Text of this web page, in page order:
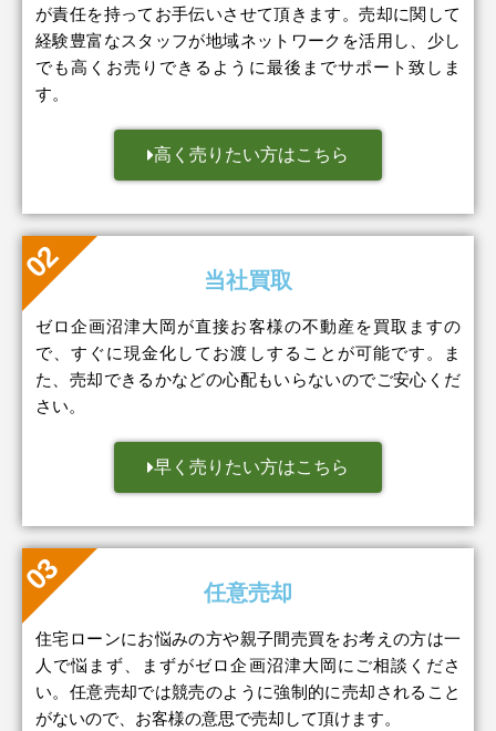
が責任を持ってお手伝いさせて頂きます。売却に関して
経験豊富なスタッフが地域ネットワークを活用し、少し
でも高くお売りできるように最後までサポート致しま
す。
高く売りたい方はこちら
当社買取
ゼロ企画沼津大岡が直接お客様の不動産を買取ますの
で、すぐに現金化してお渡しすることが可能です。ま
た、売却できるかなどの心配もいらないのでご安心くだ
さい。
早く売りたい方はこちら
任意売却
住宅ローンにお悩みの方や親子間売買をお考えの方は一
人で悩まず、まずがゼロ企画沼津大岡にご相談くださ
い。任意売却では競売のように強制的に売却されること
がないので、お客様の意思で売却して頂けます。